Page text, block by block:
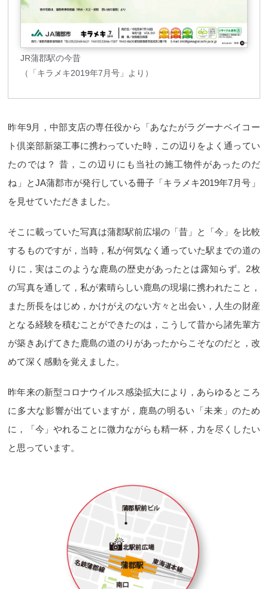
JR蒲郡駅の今昔
（「キラメキ2019年7月号」より）
昨年9月，中部支店の専任役から「あなたがラグーナベイコー
ト倶楽部新築工事に携わっていた時，この辺りをよく通ってい
たのでは？ 昔，この辺りにも当社の施工物件があったのだ
ね」とJA蒲郡市が発行している冊子「キラメキ2019年7月号」
を見せていただきました。
そこに載っていた写真は蒲郡駅前広場の「昔」と「今」を比較
するものですが，当時，私が何気なく通っていた駅までの道の
りに，実はこのような鹿島の歴史があったとは露知らず。2枚
の写真を通して，私が素晴らしい鹿島の現場に携われたこと，
また所長をはじめ，かけがえのない方々と出会い，人生の財産
となる経験を積むことができたのは，こうして昔から諸先輩方
が築きあげてきた鹿島の道のりがあったからこそなのだと，改
めて深く感動を覚えました。
昨年来の新型コロナウイルス感染拡大により，あらゆるところ
に多大な影響が出ていますが，鹿島の明るい「未来」のため
に，「今」やれることに微力ながらも精一杯，力を尽くしたい
と思っています。